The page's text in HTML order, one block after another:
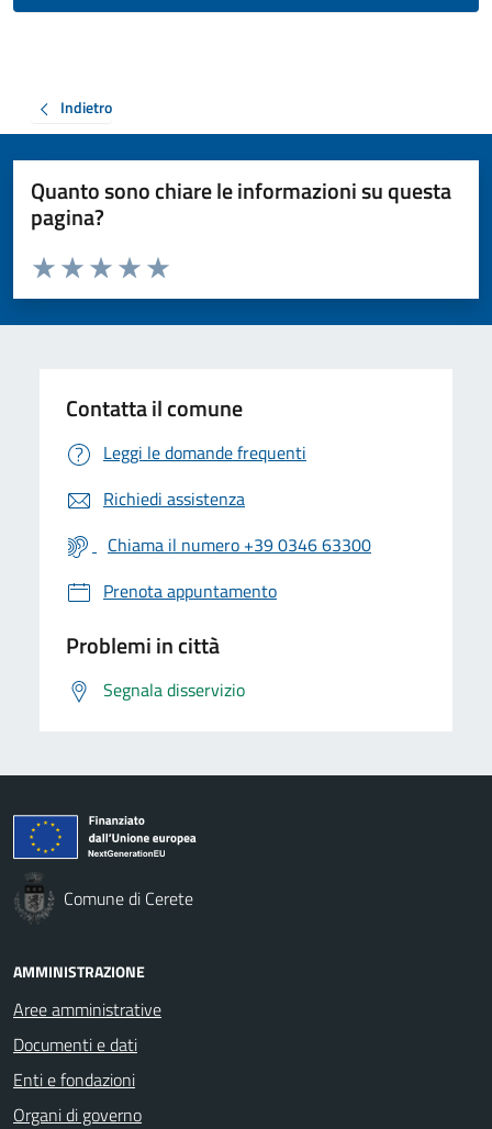
Indietro
Quanto sono chiare le informazioni su questa
pagina?
Valuta da 1 a 5 stelle la pagina
Valuta 5 stelle su 5
Valuta 4 stelle su 5
Valuta 3 stelle su 5
Valuta 2 stelle su 5
Valuta 1 stelle su 5
Contatta il comune
Leggi le domande frequenti
Richiedi assistenza
Chiama il numero +39 0346 63300
Prenota appuntamento
Problemi in città
Segnala disservizio
Comune di Cerete
AMMINISTRAZIONE
Aree amministrative
Documenti e dati
Enti e fondazioni
Organi di governo